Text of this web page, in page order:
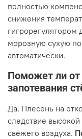
полностью
снижения
гигрорегулятором
морозную сухую
автоматически.
Поможет ли от
запотевания
Да. Плесень на
следствие
свежего воздуха.